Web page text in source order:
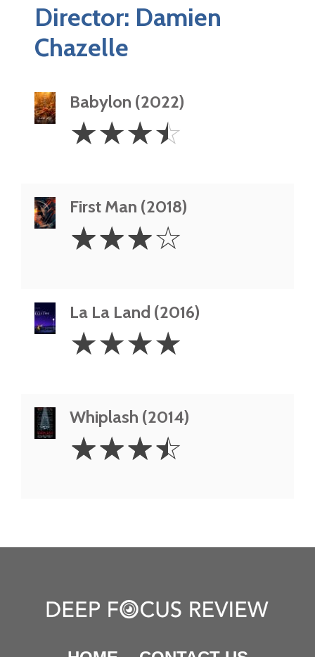
Director: Damien
Chazelle
Babylon (2022)
3.5
Stars
☆☆☆☆
First Man (2018)
Stars
☆☆☆☆
La La Land (2016)
Stars
☆☆☆☆
Whiplash (2014)
3.5
Stars
☆☆☆☆